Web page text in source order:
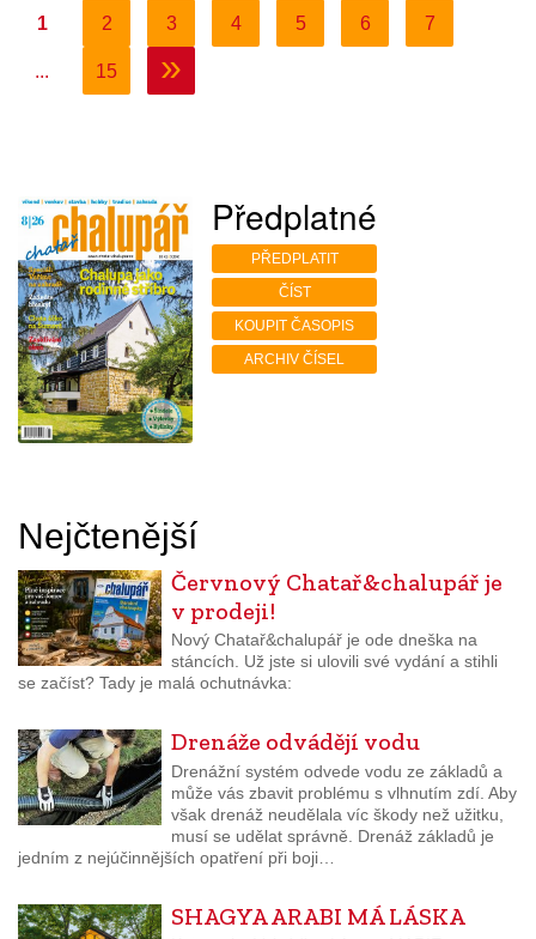
1 2 3 4 5 6 7
... 15 »
Předplatné
PŘEDPLATIT
ČÍST
KOUPIT ČASOPIS
ARCHIV ČÍSEL
Nejčtenější
Červnový Chatař&chalupář je
v prodeji!
Nový Chatař&chalupář je ode dneška na
stáncích. Už jste si ulovili své vydání a stihli
se začíst? Tady je malá ochutnávka:
Drenáže odvádějí vodu
Drenážní systém odvede vodu ze základů a
může vás zbavit problému s vlhnutím zdí. Aby
však drenáž neudělala víc škody než užitku,
musí se udělat správně. Drenáž základů je
jedním z nejúčinnějších opatření při boji…
SHAGYA ARABI MÁ LÁSKA